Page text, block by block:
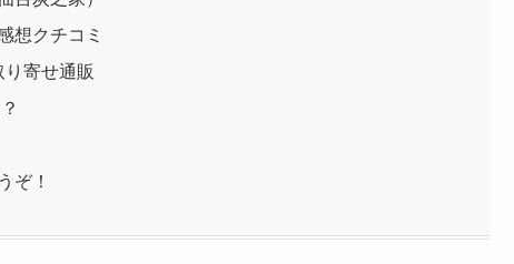
想クチコミ
寄せ通販
ぞ！